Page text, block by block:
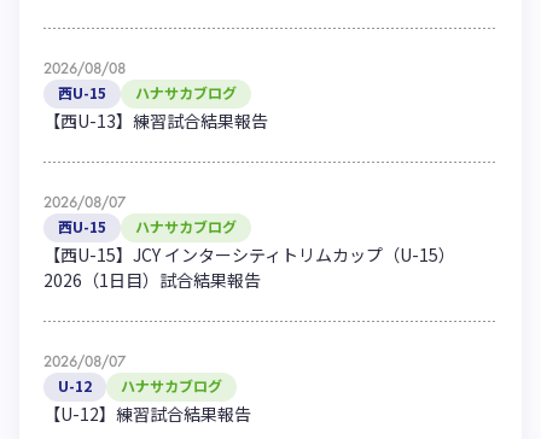
2026/08/08
西U-15 ハナサカブログ
【西U-13】練習試合結果報告
2026/08/07
西U-15 ハナサカブログ
【西U-15】JCY インターシティトリムカップ（U-15）
2026（1日目）試合結果報告
2026/08/07
U-12 ハナサカブログ
【U-12】練習試合結果報告